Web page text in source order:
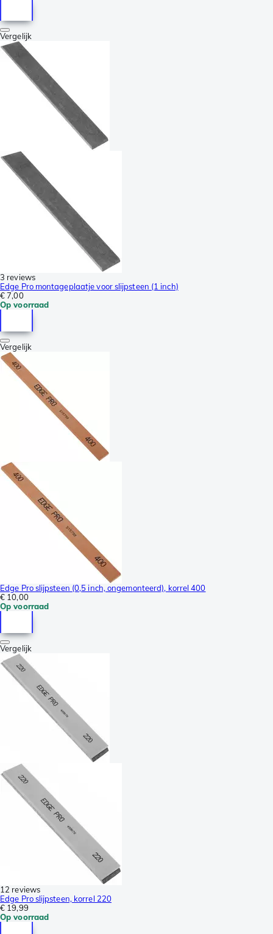
Vergelijk
3 reviews
Edge Pro montageplaatje voor slijpsteen (1 inch)
€ 7,00
Op voorraad
Vergelijk
Edge Pro slijpsteen (0,5 inch, ongemonteerd), korrel 400
€ 10,00
Op voorraad
Vergelijk
12 reviews
Edge Pro slijpsteen, korrel 220
€ 19,99
Op voorraad